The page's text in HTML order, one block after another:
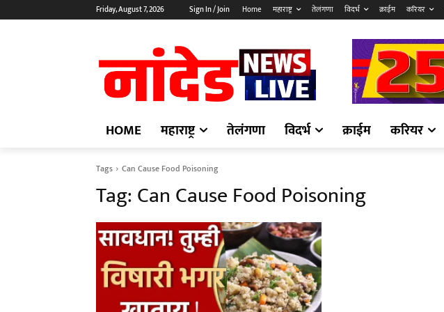
Friday, August 7, 2026 Sign In / Join Home महाराष्ट्र तेलंगणा विदर्भ क्राईम करियर
HOME महाराष्ट्र तेलंगणा विदर्भ क्राईम करियर
Tags Can Cause Food Poisoning
Tag: Can Cause Food Poisoning